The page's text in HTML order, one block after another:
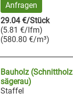
Anfragen
29.04€/Stück
(5.81 €/lfm)
(580.80 €/m³)
Bauholz (Schnittholz
sägerau)
Staffel